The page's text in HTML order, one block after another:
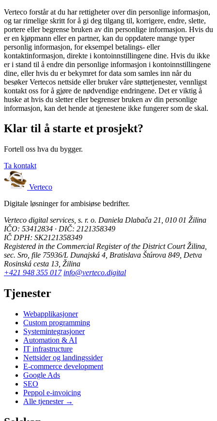
Verteco forstår at du har rettigheter over din personlige informasjon,
og tar rimelige skritt for å gi deg tilgang til, korrigere, endre, slette,
portere eller begrense bruken av din personlige informasjon. Hvis du
er en kjøpmann eller en partner, kan du oppdatere mange typer
personlig informasjon, for eksempel betalings- eller
kontaktinformasjon, direkte i kontoinnstillingene dine. Hvis du ikke
er i stand til å endre din personlige informasjon i kontoinnstillingene
dine, eller hvis du er bekymret for data som samles inn når du
besøker Vertecos nettside eller bruker våre støttetjenester, vennligst
kontakt oss for å gjøre de nødvendige endringene. Det er viktig å
huske at hvis du sletter eller begrenser bruken av din personlige
informasjon, kan det hende at tjenestene ikke fungerer som de skal.
Klar til å starte et prosjekt?
Fortell oss hva du bygger.
Ta kontakt
Verteco
Digitale løsninger for ambisiøse bedrifter.
Verteco digital services, s. r. o. Daniela Dlabača 21, 010 01 Žilina
IČO: 53412834 · DIČ: 2121358349
IČ DPH: SK2121358349
Registered in the Commercial Register of the District Court Žilina,
sec. Sro, file 75936/L Dunajská 4, Bratislava Štúrova 849, Detva
Rosinská cesta 13, Žilina
+421 948 355 017 info@verteco.digital
Tjenester
Webapplikasjoner
Custom programming
Systemintegrasjoner
Automation & AI
IT infrastructure
Nettsider og landingssider
E-commerce development
Google Ads
SEO
Peppol e-invoicing
Alle tjenester →